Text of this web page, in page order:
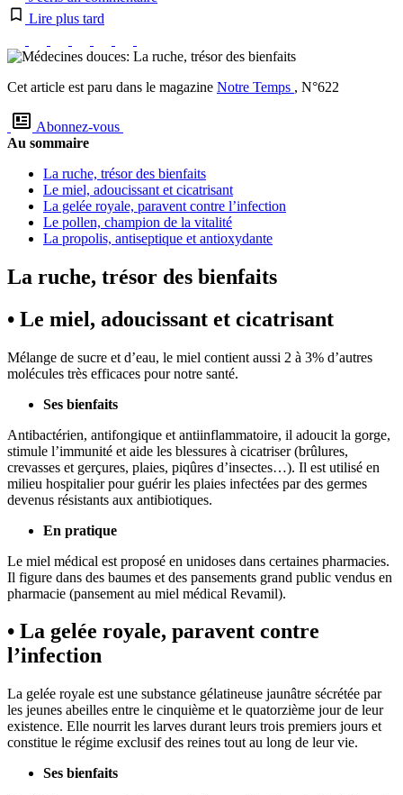
Lire plus tard
Cet article est paru dans le magazine Notre Temps , N°622
Abonnez-vous
Au sommaire
La ruche, trésor des bienfaits
Le miel, adoucissant et cicatrisant
La gelée royale, paravent contre l’infection
Le pollen, champion de la vitalité
La propolis, antiseptique et antioxydante
La ruche, trésor des bienfaits
• Le miel, adoucissant et cicatrisant
Mélange de sucre et d’eau, le miel contient aussi 2 à 3% d’autres
molécules très efficaces pour notre santé.
Ses bienfaits
Antibactérien, antifongique et antiinflammatoire, il adoucit la gorge,
stimule l’immunité et aide les blessures à cicatriser (brûlures,
crevasses et gerçures, plaies, piqûres d’insectes…). Il est utilisé en
milieu hospitalier pour guérir les plaies infectées par des germes
devenus résistants aux antibiotiques.
En pratique
Le miel médical est proposé en unidoses dans certaines pharmacies.
Il figure dans des baumes et des pansements grand public vendus en
pharmacie (pansement au miel médical Revamil).
• La gelée royale, paravent contre
l’infection
La gelée royale est une substance gélatineuse jaunâtre sécrétée par
les jeunes abeilles entre le cinquième et le quatorzième jour de leur
existence. Elle nourrit les larves durant leurs trois premiers jours et
constitue le régime exclusif des reines tout au long de leur vie.
Ses bienfaits